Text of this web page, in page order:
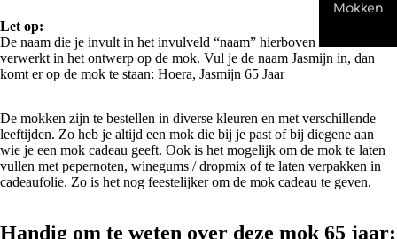
Mokken
Let op:
De naam die je invult in het invulveld “naam” hierboven wordt
verwerkt in het ontwerp op de mok. Vul je de naam Jasmijn in, dan
komt er op de mok te staan: Hoera, Jasmijn 65 Jaar
De mokken zijn te bestellen in diverse kleuren en met verschillende
leeftijden. Zo heb je altijd een mok die bij je past of bij diegene aan
wie je een mok cadeau geeft. Ook is het mogelijk om de mok te laten
vullen met pepernoten, winegums / dropmix of te laten verpakken in
cadeaufolie. Zo is het nog feestelijker om de mok cadeau te geven.
Handig om te weten over deze mok 65 jaar: